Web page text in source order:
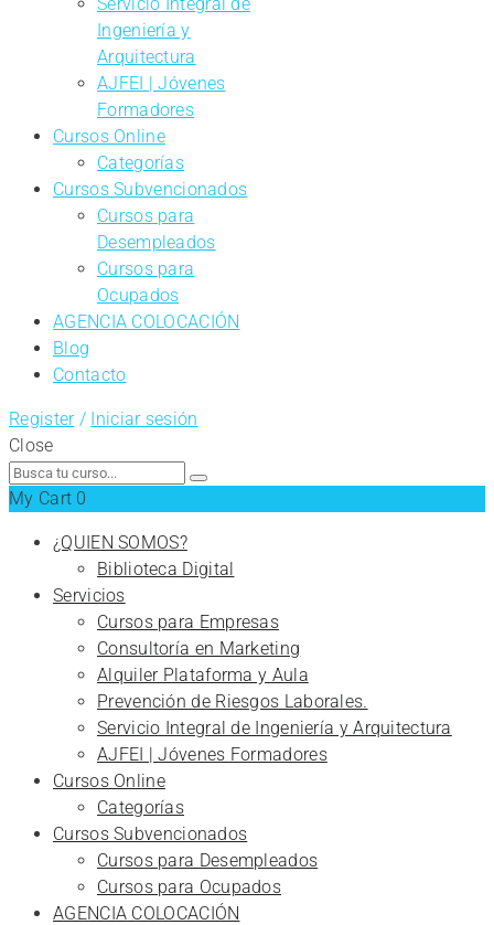
Ingeniería y
Arquitectura
AJFEI | Jóvenes
Formadores
Cursos Online
Categorías
Cursos Subvencionados
Cursos para
Desempleados
Cursos para
Ocupados
AGENCIA COLOCACIÓN
Blog
Contacto
Register/ Iniciar sesión
Close
Search
for:
My Cart 0
¿QUIEN SOMOS?
Biblioteca Digital
Servicios
Cursos para Empresas
Consultoría en Marketing
Alquiler Plataforma y Aula
Prevención de Riesgos Laborales.
Servicio Integral de Ingeniería y Arquitectura
AJFEI | Jóvenes Formadores
Cursos Online
Categorías
Cursos Subvencionados
Cursos para Desempleados
Cursos para Ocupados
AGENCIA COLOCACIÓN